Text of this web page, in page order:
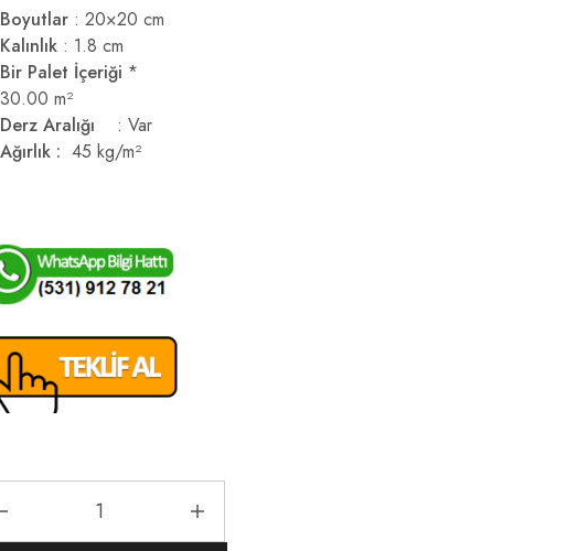
Boyutlar: 20×20 cm
Kalınlık: 1.8 cm
Bir Palet İçeriği *
30.00 m²
Derz Aralığı
: Var
Ağırlık : 45 kg/m²